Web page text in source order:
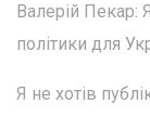
Валерій Пекар:
політики для
Я не хотів